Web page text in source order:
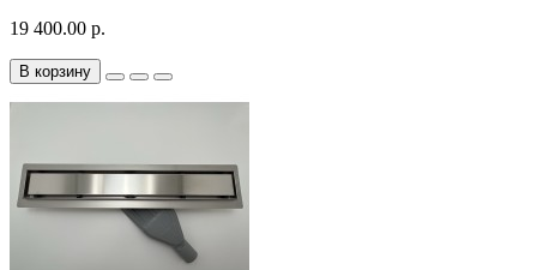
19 400.00 р.
В корзину